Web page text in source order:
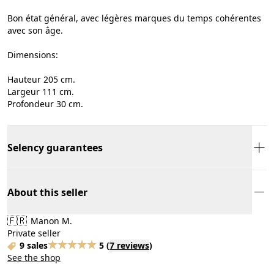
Bon état général, avec légères marques du temps cohérentes
avec son âge.
Dimensions:
Hauteur 205 cm.
Largeur 111 cm.
Profondeur 30 cm.
Selency guarantees
About this seller
🇫🇷 Manon M.
Private seller
9 sales
5 (7 reviews)
See the shop